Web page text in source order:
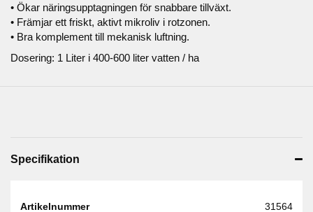
• Ökar näringsupptagningen för snabbare tillväxt.
• Främjar ett friskt, aktivt mikroliv i rotzonen.
• Bra komplement till mekanisk luftning.
Dosering: 1 Liter i 400-600 liter vatten / ha
Specifikation
Artikelnummer 31564